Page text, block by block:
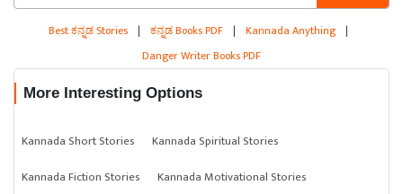
Best ಕನ್ನಡ Stories | ಕನ್ನಡ Books PDF | Kannada Anything |
Danger Writer Books PDF
More Interesting Options
Kannada Short Stories
Kannada Spiritual Stories
Kannada Fiction Stories
Kannada Motivational Stories